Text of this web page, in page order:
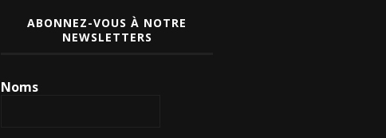
ABONNEZ-VOUS À NOTRE
NEWSLETTERS
Noms